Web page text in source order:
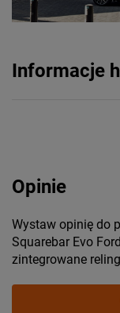
Informacje
Opinie
Wystaw opinię do
Squarebar Evo
zintegrowane